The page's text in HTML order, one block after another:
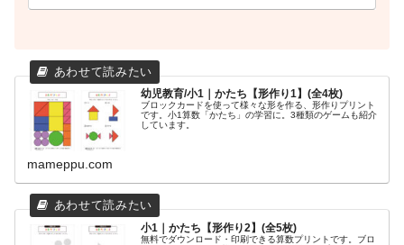
幼児教育/小1｜かたち【形作り1】(全4枚)
ブロックカードを使って様々な形を作る、形作りプリント
です。小1算数「かたち」の学習に。3種類のゲームも紹介
しています。
mameppu.com
小1｜かたち【形作り2】(全5枚)
無料でダウンロード・印刷できる算数プリントです。ブロ